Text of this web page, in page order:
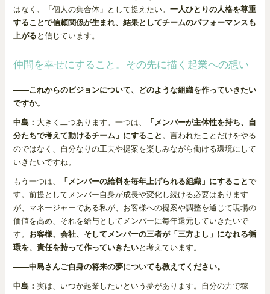
はなく、「個人の集合体」として捉えたい。 一人ひとりの人格を尊重
することで信頼関係が生まれ、結果としてチームのパフォーマンスも
上がる と信じています。
仲間を幸せにすること。その先に描く起業への想い
――これからのビジョンについて、どのような組織を作っていきたい
ですか。
中島： 大きく二つあります。一つは、
「メンバーが主体性を持ち、自
分たちで考えて動けるチーム」にすること 。言われたことだけをやる
のではなく、自分なりの工夫や提案を楽しみながら働ける環境にして
いきたいですね。
もう一つは、 「メンバーの給料を毎年上げられる組織」にすることで
す。前提としてメンバー自身が成長や変化し続ける必要はあります
が、マネージャーである私が、お客様への提案や調整を通じて現場の
価値を高め、それを給与としてメンバーに毎年還元していきたいで
す。 お客様、会社、そしてメンバーの三者が「三方よし」になれる循
環を、責任を持って作っていきたいと考えています。
――中島さんご自身の将来の夢についても教えてください。
中島： 実は、いつか起業したいという夢があります。自分の力で稼